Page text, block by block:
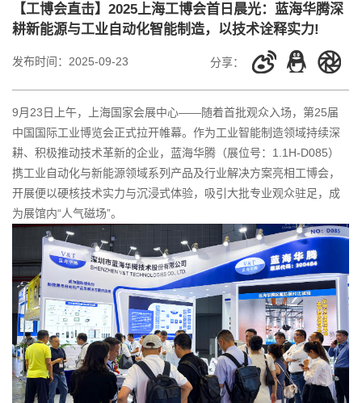
【工博会直击】2025上海工博会首日晨光：蓝海华腾深
耕新能源与工业自动化智能制造，以技术诠释实力!
发布时间： 2025-09-23 分享：
9月23日上午，上海国家会展中心——随着首批观众入场，第25届
中国国际工业博览会正式拉开帷幕。作为工业智能制造领域持续深
耕、积极推动技术革新的企业，蓝海华腾（展位号：1.1H-D085）
携工业自动化与新能源领域系列产品及行业解决方案亮相工博会，
开展便以硬核技术实力与沉浸式体验，吸引大批专业观众驻足，成
为展馆内“人气磁场”。